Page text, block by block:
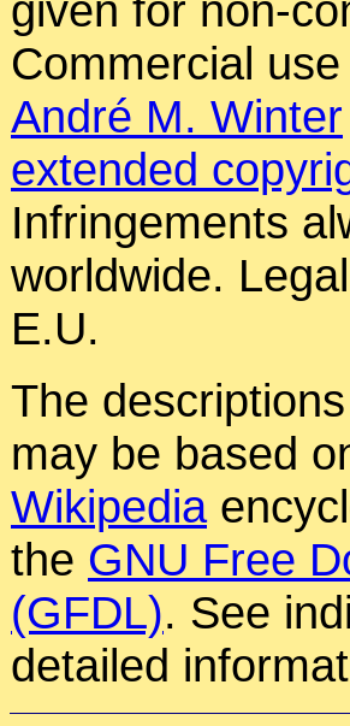
Commercial use
André M. Winter
extended
Infringements
worldwide.
E.U.
The
may be based
Wikipedia
the GNU Free
(GFDL). See
detailed